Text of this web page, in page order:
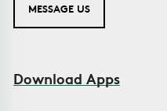
MESSAGE US
Download Apps